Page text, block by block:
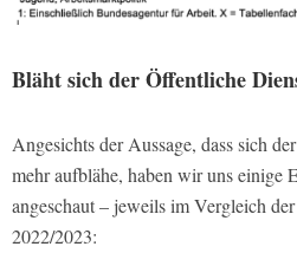
Bläht sich der Öffentliche
Angesichts der Aussage, dass sich
mehr aufblähe, haben wir uns einige
angeschaut – jeweils im Vergleich
2022/2023: